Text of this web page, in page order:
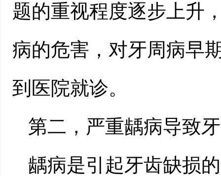
题的重视程度逐步上升
病的危害，对牙周病早
到医院就诊。
第二，严重龋病导致
龋病是引起牙齿缺损